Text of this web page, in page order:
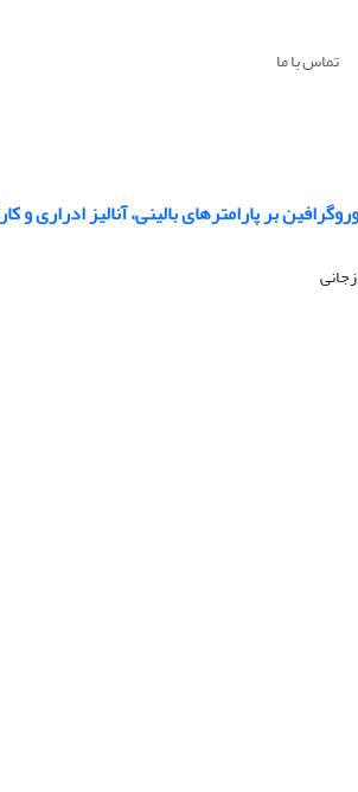
تماس با ما
بر پارامترهای بالینی، آنالیز ادراری و